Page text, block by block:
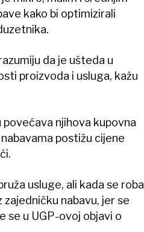
kako bi optimizirali
da je ušteda u
proizvoda i usluga, kažu
njihova kupovna
postižu cijene
usluge, ali kada se roba
nabavu, jer se
se u UGP-ovoj objavi o